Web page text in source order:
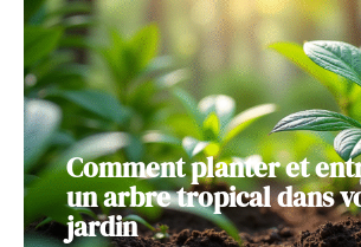
Comment planter et
un arbre tropical dans
jardin